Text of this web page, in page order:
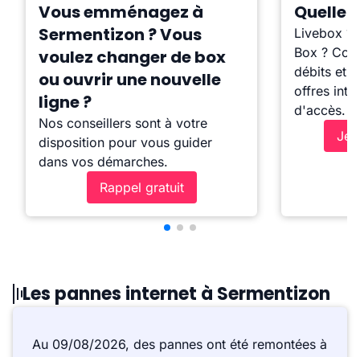
Vous emménagez à
Sermentizon ? Vous
voulez changer de box
ou ouvrir une nouvelle
ligne ?
Nos conseillers sont à votre
disposition pour vous guider
dans vos démarches.
Rappel gratuit
Quelle
Livebox ?
Box ?
débits et
offres
d'accès.
Je
Les pannes internet à Sermentizon
Au 09/08/2026, des pannes ont été remontées à